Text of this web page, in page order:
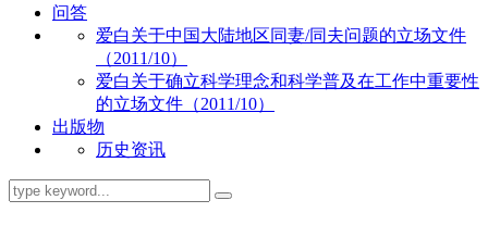
问答
爱白关于中国大陆地区同妻/同夫问题的立场文件
（2011/10）
爱白关于确立科学理念和科学普及在工作中重要性
的立场文件（2011/10）
出版物
历史资讯